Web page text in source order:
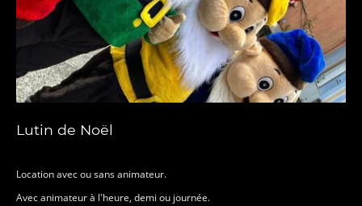
Lutin de Noël
Location avec ou sans animateur.
Avec animateur à l'heure, demi ou journée.